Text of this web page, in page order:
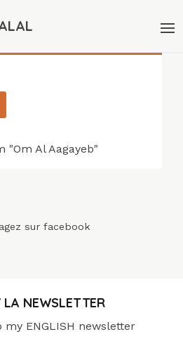
"Om Al Aagayeb"
sur facebook
LA NEWSLETTER
ENGLISH newsletter